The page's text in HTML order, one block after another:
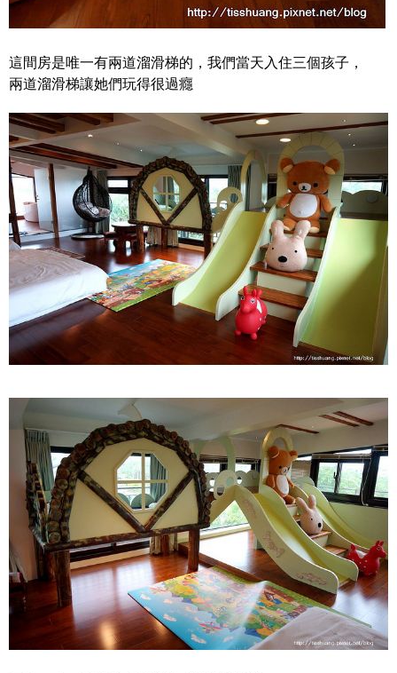
這間房是唯一有兩道溜滑梯的，我們當天入住三個孩子，
兩道溜滑梯讓她們玩得很過癮